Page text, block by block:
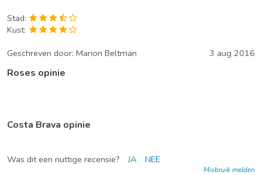
Stad:
Kust:
Geschreven door: Marion Beltman 3 aug 2016
Roses opinie
Costa Brava opinie
Was dit een nuttige recensie? JA NEE
Misbruik melden